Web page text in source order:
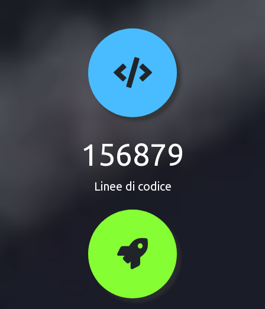
156879
Linee di codice